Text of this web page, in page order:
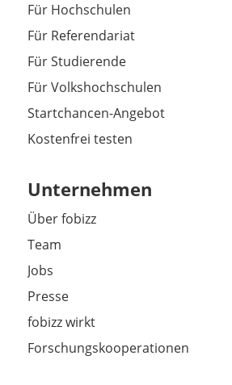
Für Hochschulen
Für Referendariat
Für Studierende
Für Volkshochschulen
Startchancen-Angebot
Kostenfrei testen
Unternehmen
Über fobizz
Team
Jobs
Presse
fobizz wirkt
Forschungskooperationen